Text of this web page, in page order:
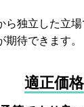
ら独立した立
待できます。
適正価格